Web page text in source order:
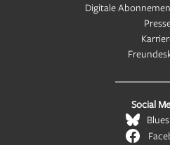
Digitale
Social